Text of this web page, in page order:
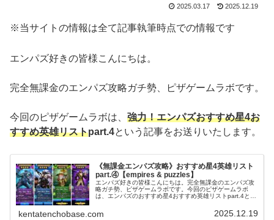
2025.03.17 2025.12.19
※当サイトの情報は全て記事執筆時点での情報です
エンパズ好きの皆様こんにちは。
完全無課金のエンパズ攻略ガチ勢、ピザゲームラボです。
今回のピザゲームラボは、 強力！エンパズおすすめ星4お
すすめ英雄リストpart.4という記事をお送りいたします。
《無課金エンパズ攻略》おすすめ星4英雄リスト
part.④【empires & puzzles】
エンパズ好きの皆様こんにちは。完全無課金のエンパズ攻
略ガチ勢、ピザゲームラボです。今回のピザゲームラボ
は、エンパズのおすすめ星4おすすめ英雄リストpart.4とい
kentatenchobase.com 2025.12.19